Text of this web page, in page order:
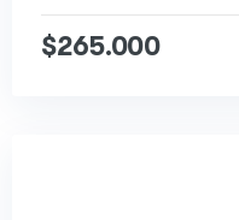
$265.000